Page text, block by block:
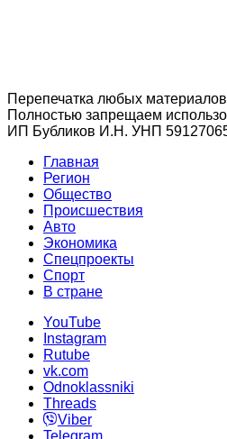
Перепечатка любых
Полностью запрещаем
ИП Бубликов И.Н. УНП
Главная
Регион
Общество
Происшествия
Авто
Экономика
Спецпроекты
Cпорт
В стране
YouTube
Instagram
Rutube
vk.com
Odnoklassniki
Threads
Viber
Telegram